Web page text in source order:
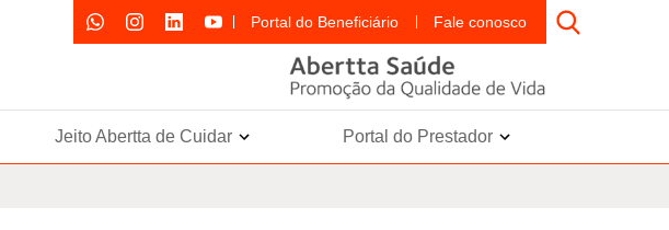
Portal do Beneficiário Fale conosco
Jeito Abertta de Cuidar Portal do Prestador